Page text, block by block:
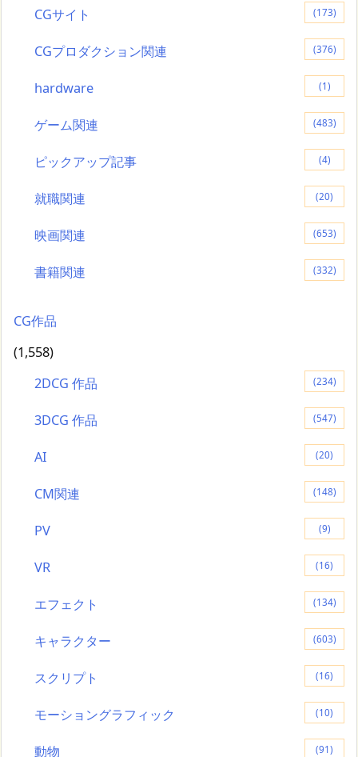
CGサイト
(173)
CGプロダクション関連 (376)
hardware (1)
ゲーム関連 (483)
ピックアップ記事 (4)
就職関連 (20)
映画関連 (653)
書籍関連 (332)
CG作品
(1,558)
2DCG 作品
(234)
3DCG 作品 (547)
AI (20)
CM関連 (148)
PV (9)
VR (16)
エフェクト (134)
キャラクター (603)
スクリプト (16)
モーショングラフィック (10)
動物 (91)